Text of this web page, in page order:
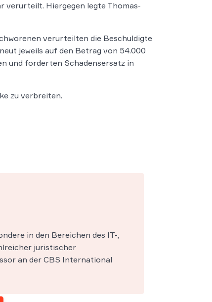
verurteilt. Hiergegen legte Thomas-
verurteilten die Beschuldigte
jeweils auf den Betrag von 54.000
und forderten Schadensersatz in
zu verbreiten.
in den Bereichen des IT-,
juristischer
an der CBS International